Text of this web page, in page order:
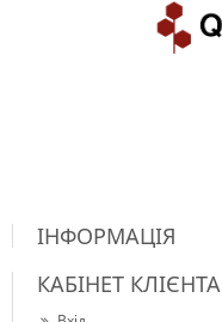
ІНФОРМАЦІЯ
КАБІНЕТ КЛІЄНТА